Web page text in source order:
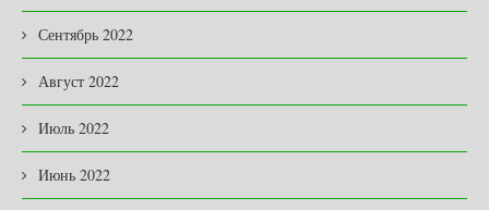
Сентябрь 2022
Август 2022
Июль 2022
Июнь 2022